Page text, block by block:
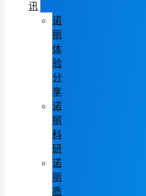
讯
诺
丽
体
验
分
享
诺
丽
科
研
诺
丽
质